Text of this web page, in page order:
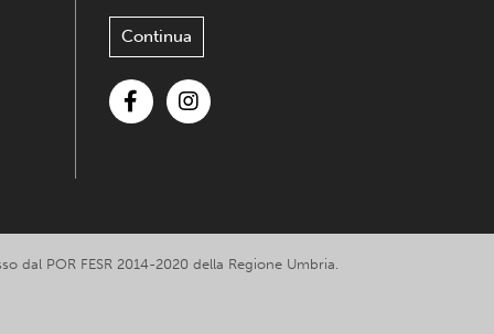
Continua
dal POR FESR 2014-2020 della Regione Umbria.